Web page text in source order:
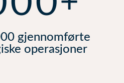
gjennomførte
operasjoner